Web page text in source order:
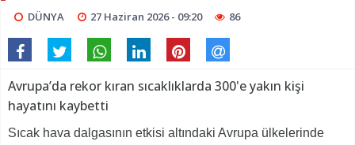
DÜNYA 27 Haziran 2026 - 09:20 86
Avrupa’da rekor kıran sıcaklıklarda 300'e yakın kişi
hayatını kaybetti
Sıcak hava dalgasının etkisi altındaki Avrupa ülkelerinde